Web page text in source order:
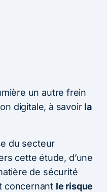
un autre frein
digitale, à savoir la
du secteur
cette étude, d’une
de sécurité
concernant le risque